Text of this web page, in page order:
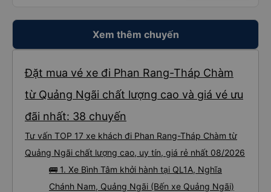
Xem thêm chuyến
Đặt mua vé xe đi Phan Rang-Tháp Chàm
từ Quảng Ngãi chất lượng cao và giá vé ưu
đãi nhất: 38 chuyến
Tư vấn TOP 17 xe khách đi Phan Rang-Tháp Chàm từ
Quảng Ngãi chất lượng cao, uy tín, giá rẻ nhất 08/2026
🚌 1. Xe Bình Tâm khởi hành tại QL1A, Nghĩa
Chánh Nam, Quảng Ngãi (Bến xe Quảng Ngãi)